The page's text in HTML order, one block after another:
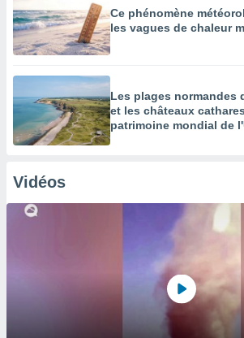
Ce phénomène
les vagues de chaleur
Les plages normandes
et les châteaux
patrimoine mondial de
Vidéos